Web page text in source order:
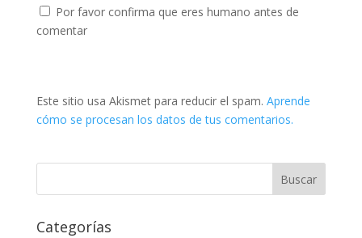
Por favor confirma que eres humano antes de
comentar
Este sitio usa Akismet para reducir el spam. Aprende
cómo se procesan los datos de tus comentarios.
Categorías